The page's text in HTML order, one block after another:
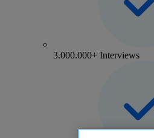
3.000.000+ Interviews